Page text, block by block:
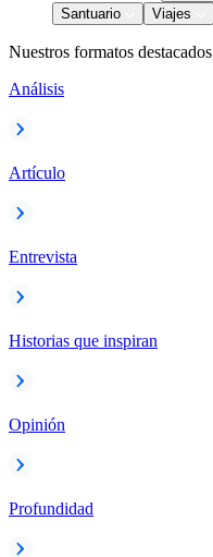
Santuario
Viajes
Nuestros formatos destacados
Análisis
Artículo
Entrevista
Historias que inspiran
Opinión
Profundidad